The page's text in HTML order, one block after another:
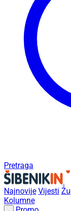
Pretraga
Najnovije Vijesti
Kolumne